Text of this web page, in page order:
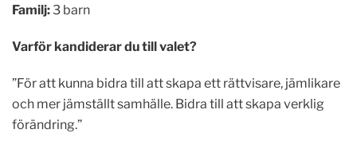
Familj:3 barn
Varför kandiderar du till valet?
”För att kunna bidra till att skapa ett rättvisare, jämlikare
och mer jämställt samhälle. Bidra till att skapa verklig
förändring.”